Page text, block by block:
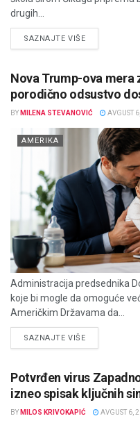
drugih...
SAZNAJTE VIŠEDETAILS
Nova Trump-ova mera
porodično odsustvo
BY MILENA STEVANOVIĆ AVGUST
AMERIKA
Administracija predsednika
koje bi mogle da omoguće
Američkim Državama da...
SAZNAJTE VIŠEDETAILS
Potvrđen virus
izneo spisak ključnih
BY MILOS KRIVOKAPIĆ AVGUST 6,